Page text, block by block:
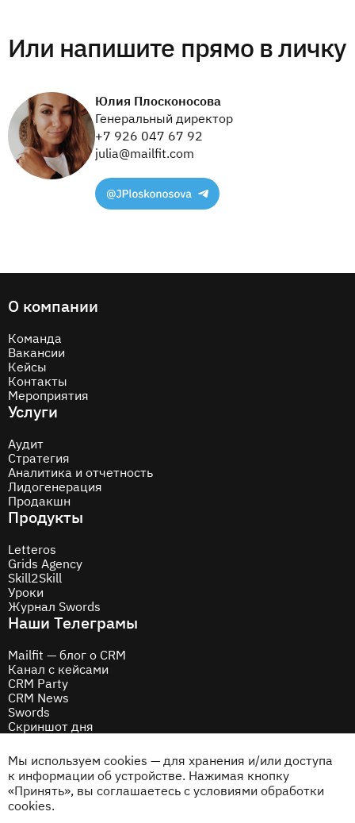
Или напишите прямо в личку
Юлия Плосконосова
Генеральный директор
+7 926 047 67 92
julia@mailfit.com
О компании
Команда
Вакансии
Кейсы
Контакты
Мероприятия
Услуги
Аудит
Стратегия
Аналитика и отчетность
Лидогенерация
Продакшн
Продукты
Letteros
Grids Agency
Skill2Skill
Уроки
Журнал Swords
Наши Телеграмы
Mailfit — блог о CRM
Канал с кейсами
CRM Party
CRM News
Swords
Скриншот дня
Behance
Dribbble
Дзен
Мы используем cookies — для хранения и/или доступа
к информации об устройстве. Нажимая кнопку
«Принять», вы соглашаетесь с условиями обработки
cookies.